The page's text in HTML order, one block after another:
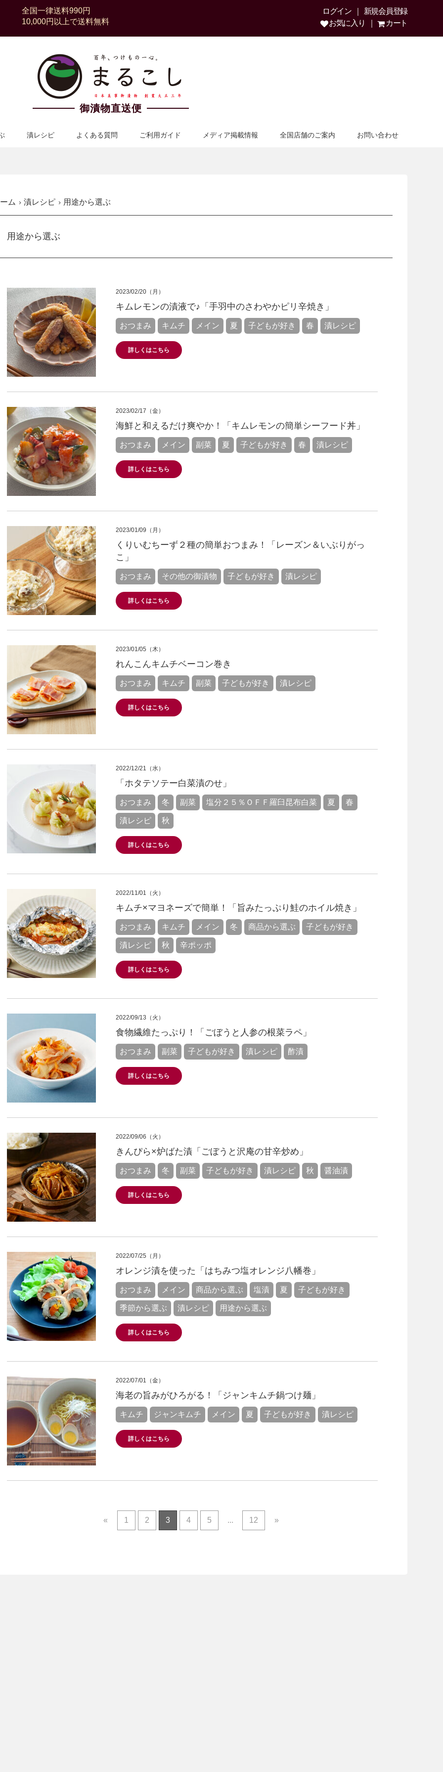
全国一律送料990円
10,000円以上で送料無料
新規会員登録
ログイン
カート
お気に入り
御漬物直送便
漬レシピ よくある質問 ご利用ガイド メディア掲載情報 全国店舗のご案内 お問い合わせ
ム 漬レシピ 用途から選ぶ
用途から選ぶ
2023/02/20（月）
キムレモンの漬液で♪「手羽中のさわやかピリ辛焼き」
おつまみ キムチ メイン 夏 子どもが好き 春 漬レシピ
詳しくはこちら
2023/02/17（金）
海鮮と和えるだけ爽やか！「キムレモンの簡単シーフード丼」
おつまみ メイン 副菜 夏 子どもが好き 春 漬レシピ
詳しくはこちら
2023/01/09（月）
くりいむちーず２種の簡単おつまみ！「レーズン＆いぶりがっ
こ」
おつまみ その他の御漬物 子どもが好き 漬レシピ
詳しくはこちら
2023/01/05（木）
れんこんキムチベーコン巻き
おつまみ キムチ 副菜 子どもが好き 漬レシピ
詳しくはこちら
2022/12/21（水）
「ホタテソテー白菜漬のせ」
おつまみ 冬 副菜 塩分２５％ＯＦＦ羅臼昆布白菜 夏 春
漬レシピ 秋
詳しくはこちら
2022/11/01（火）
キムチ×マヨネーズで簡単！「旨みたっぷり鮭のホイル焼き」
おつまみ キムチ メイン 冬 商品から選ぶ 子どもが好き
漬レシピ 秋 辛ポッポ
詳しくはこちら
2022/09/13（火）
食物繊維たっぷり！「ごぼうと人参の根菜ラペ」
おつまみ 副菜 子どもが好き 漬レシピ 酢漬
詳しくはこちら
2022/09/06（火）
きんぴら×炉ばた漬「ごぼうと沢庵の甘辛炒め」
おつまみ 冬 副菜 子どもが好き 漬レシピ 秋 醤油漬
詳しくはこちら
2022/07/25（月）
オレンジ漬を使った「はちみつ塩オレンジ八幡巻」
おつまみ メイン 商品から選ぶ 塩漬 夏 子どもが好き
季節から選ぶ 漬レシピ 用途から選ぶ
詳しくはこちら
2022/07/01（金）
海老の旨みがひろがる！「ジャンキムチ鍋つけ麺」
キムチ ジャンキムチ メイン 夏 子どもが好き 漬レシピ
詳しくはこちら
« 1 2 3 4 5 ... 12 »